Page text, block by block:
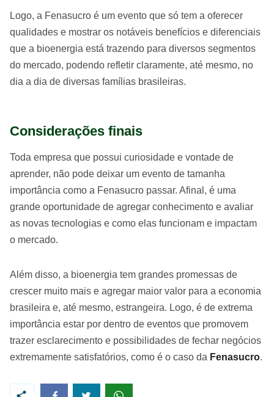
Logo, a Fenasucro é um evento que só tem a oferecer
qualidades e mostrar os notáveis benefícios e diferenciais
que a bioenergia está trazendo para diversos segmentos
do mercado, podendo refletir claramente, até mesmo, no
dia a dia de diversas famílias brasileiras.
Considerações finais
Toda empresa que possui curiosidade e vontade de
aprender, não pode deixar um evento de tamanha
importância como a Fenasucro passar. Afinal, é uma
grande oportunidade de agregar conhecimento e avaliar
as novas tecnologias e como elas funcionam e impactam
o mercado.
Além disso, a bioenergia tem grandes promessas de
crescer muito mais e agregar maior valor para a economia
brasileira e, até mesmo, estrangeira. Logo, é de extrema
importância estar por dentro de eventos que promovem
trazer esclarecimento e possibilidades de fechar negócios
extremamente satisfatórios, como é o caso da Fenasucro.